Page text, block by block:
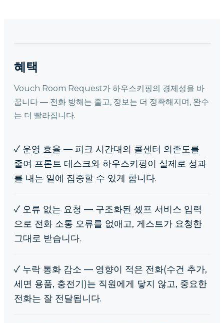
혜택
Vouch Room Request가 하우스키핑의 경제성을 바
꿉니다 — 전화 방해는 줄고, 정보는 더 정확해지며, 완수
는 더 빨라집니다.
✓ 운영 효율 — 피크 시간대의 콜센터 의존도를
줄여 프론트 데스크와 하우스키핑이 실제로 성과
를 내는 일에 집중할 수 있게 합니다.
✓ 오류 없는 요청 — 구조화된 셌프 서비스 입력
으로 전화 소통 오류를 없애고, 게스트가 요청한
그대로 받습니다.
✓ 누락 통화 감소 — 영향이 적은 전화(수건 추가,
세면 용품, 충전기)는 직원에게 닿지 않고, 중요한
전화는 잘 전달됩니다.